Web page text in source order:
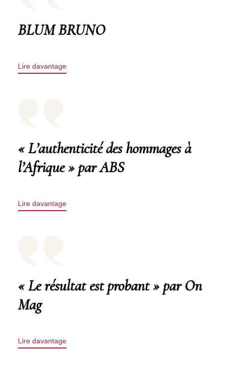
BLUM BRUNO
Lire davantage
« L’authenticité des hommages à
l’Afrique » par ABS
Lire davantage
« Le résultat est probant » par On
Mag
Lire davantage